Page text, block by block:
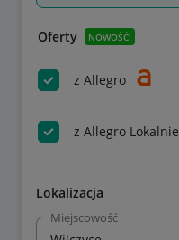
Oferty NOWOŚĆ!
z Allegro
z Allegro Lokalnie
Lokalizacja
Miejscowość